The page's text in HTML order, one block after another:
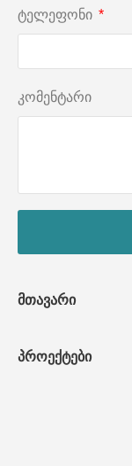
მთავარი
პროექტები
ტელეფონი
კომენტარი